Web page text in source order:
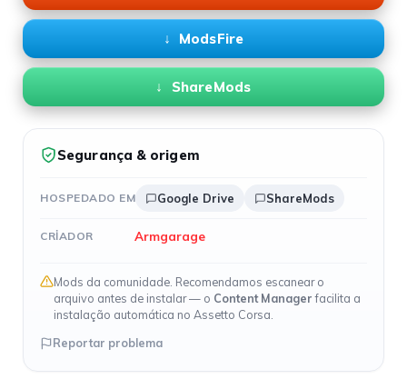
ModsFire
ShareMods
Segurança & origem
HOSPEDADO EM Google Drive ShareMods
CRIADOR Armgarage
Mods da comunidade. Recomendamos escanear o
arquivo antes de instalar — o Content Managerfacilita a
instalação automática no Assetto Corsa.
Reportar problema